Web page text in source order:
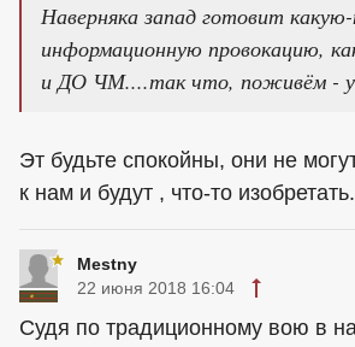
Наверняка запад готовит
информационную провокацию,
и ДО ЧМ....так что, поживём -
Эт будьте спокойны, они не
к нам и будут , что-то изобретать.
Mestny
22 июня 2018 16:04
Судя по традиционному вою в